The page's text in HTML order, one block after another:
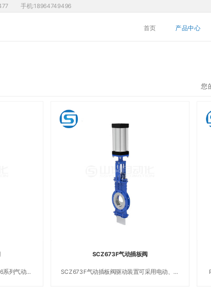
手机:18964749496
首页 产品中心
您
列气动刀
SCZ673F气动插板阀
SCZ673F气动插板阀驱动装置可采用电动、气